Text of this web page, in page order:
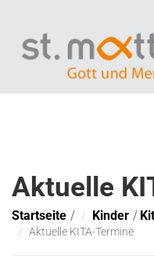
Aktuelle
Startseite Kinder
Aktuelle KITA-Termine